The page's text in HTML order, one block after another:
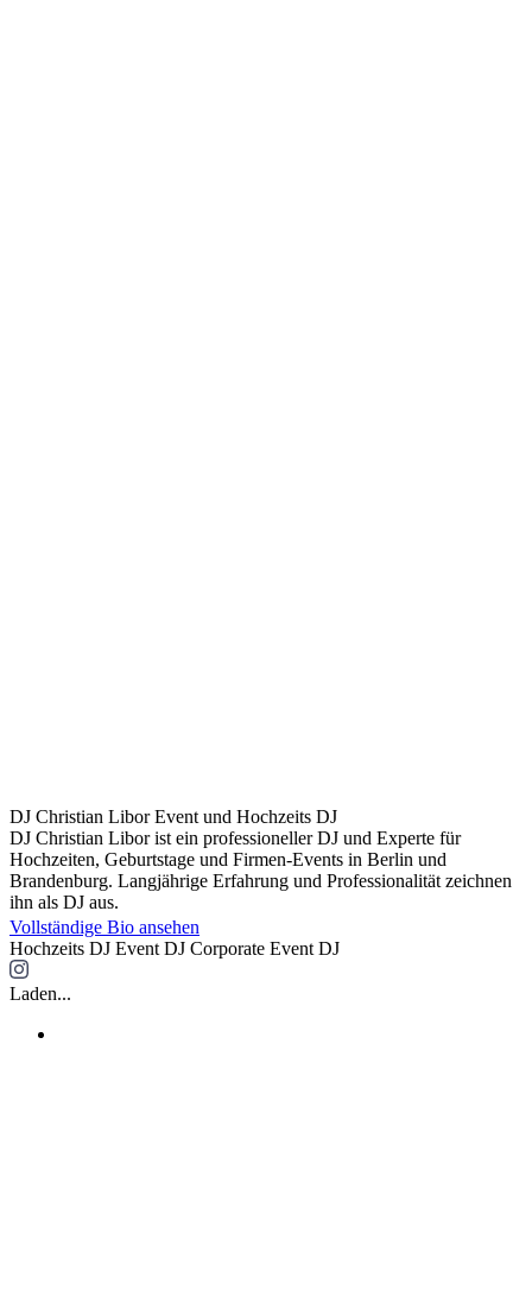
DJ Christian Libor Event und Hochzeits DJ
DJ Christian Libor ist ein professioneller DJ und Experte für
Hochzeiten, Geburtstage und Firmen-Events in Berlin und
Brandenburg. Langjährige Erfahrung und Professionalität zeichnen
ihn als DJ aus.
Vollständige Bio ansehen
Hochzeits DJ Event DJ Corporate Event DJ
Laden...